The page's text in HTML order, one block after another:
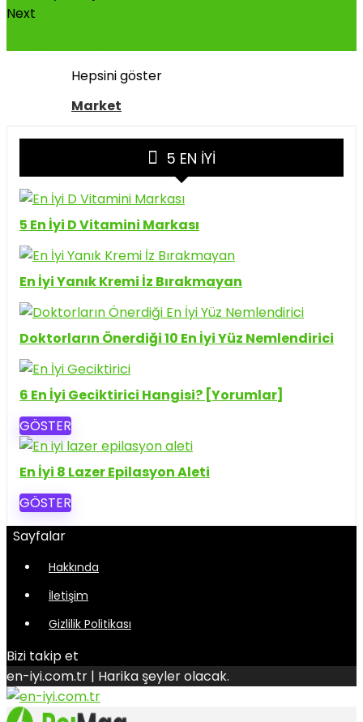
Next
Hepsini göster
Market
5 EN İYI
5 En İyi D Vitamini Markası
En İyi Yanık Kremi İz Bırakmayan
Doktorların Önerdiği 10 En İyi Yüz Nemlendirici
6 En İyi Geciktirici Hangisi? [Yorumlar]
GÖSTER
En İyi 8 Lazer Epilasyon Aleti
GÖSTER
Sayfalar
Hakkında
İletişim
Gizlilik Politikası
Bizi takip et
en-iyi.com.tr | Harika şeyler olacak.